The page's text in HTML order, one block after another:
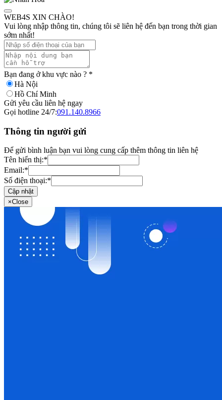
WEB4S XIN CHÀO!
Vui lòng nhập thông tin, chúng tôi sẽ liên hệ đến bạn trong thời gian
sớm nhất!
Bạn đang ở khu vực nào ? *
Hà Nội
Hồ Chí Minh
Gửi yêu cầu liên hệ ngay
Gọi hotline 24/7:091.140.8966
Thông tin người gửi
Để gửi bình luận bạn vui lòng cung cấp thêm thông tin liên hệ
Tên hiển thị:*
Email:*
Số điện thoại:*
Cập nhật
×Close